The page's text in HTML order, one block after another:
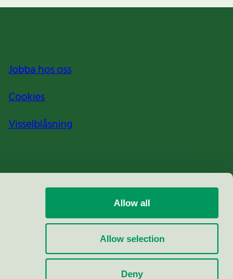
Allow all
Allow selection
Deny
Jobba hos oss
Cookies
Visselblåsning